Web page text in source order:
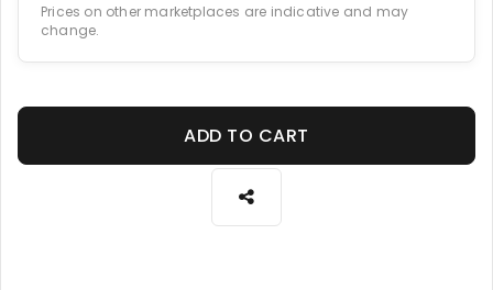
Prices on other marketplaces are indicative and may
change.
ADD TO CART